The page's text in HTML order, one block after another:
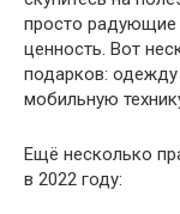
просто радующие
ценность. Вот
подарков: одежду
мобильную
Ещё несколько
в 2022 году: